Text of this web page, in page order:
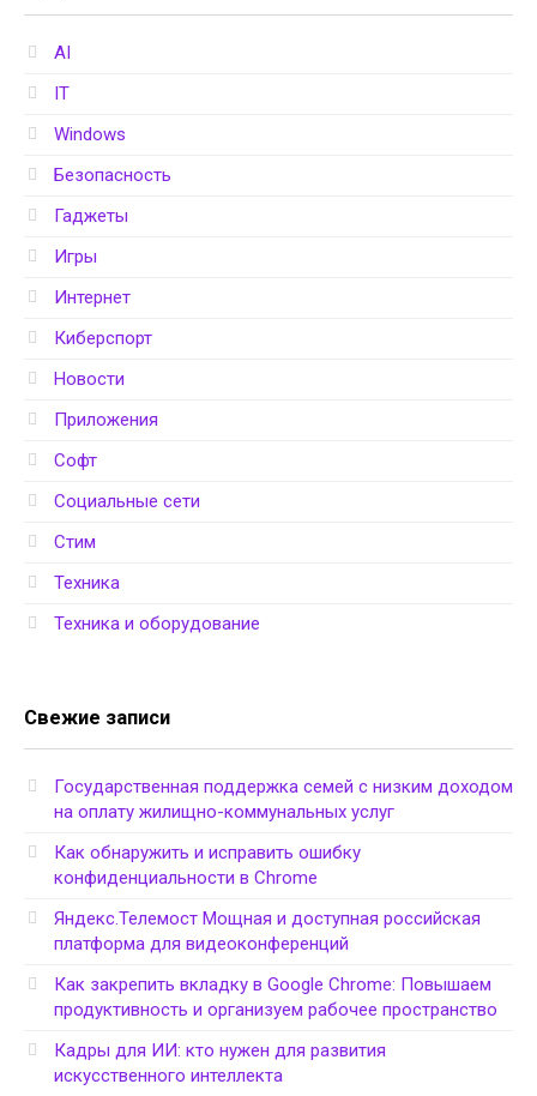
AI
IT
Windows
Безопасность
Гаджеты
Игры
Интернет
Киберспорт
Новости
Приложения
Софт
Социальные сети
Стим
Техника
Техника и оборудование
Свежие записи
Государственная поддержка семей с низким доходом
на оплату жилищно-коммунальных услуг
Как обнаружить и исправить ошибку
конфиденциальности в Chrome
Яндекс.Телемост Мощная и доступная российская
платформа для видеоконференций
Как закрепить вкладку в Google Chrome: Повышаем
продуктивность и организуем рабочее пространство
Кадры для ИИ: кто нужен для развития
искусственного интеллекта